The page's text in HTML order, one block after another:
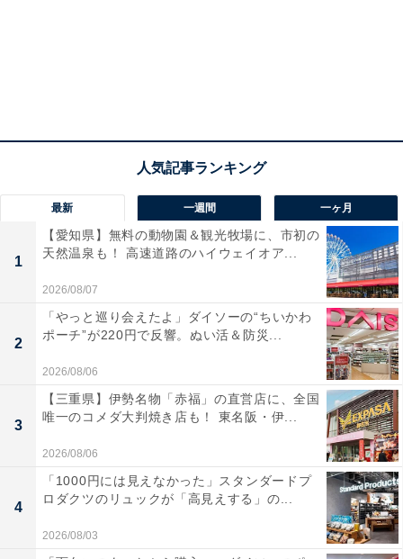
最新 一週間 一ヶ月
1
【愛知県】無料の動物園＆観光牧場に、市初の
天然温泉も！ 高速道路のハイウェイオア...
2026/08/07
2
「やっと巡り会えたよ」ダイソーの“ちいかわ
ポーチ”が220円で反響。ぬい活＆防災...
2026/08/06
3
【三重県】伊勢名物「赤福」の直営店に、全国
唯一のコメダ大判焼き店も！ 東名阪・伊...
2026/08/06
4
「1000円には見えなかった」スタンダードプ
ロダクツのリュックが「高見えする」の...
2026/08/03